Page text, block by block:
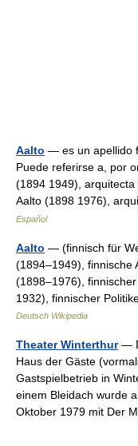
Aalto — es un apellido
Puede referirse a, por
(1894 1949),
Aalto (1898 1976),
Español
Aalto — (finnisch für
(1894–1949), finnische
(1898–1976),
1932), finnischer
Deutsch Wikipedia
Theater Winterthur—
Haus der Gäste
Gastspielbetrieb in
einem Bleidach wurde
Oktober 1979 mit Der